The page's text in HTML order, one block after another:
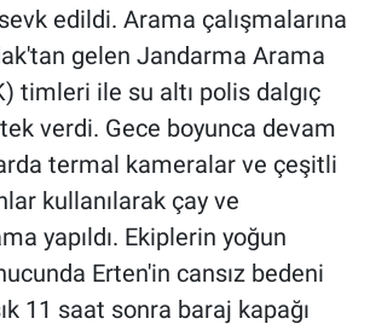
edildi. Arama çalışmalarına
gelen Jandarma Arama
timleri ile su altı polis dalgıç
verdi. Gece boyunca devam
termal kameralar ve çeşitli
kullanılarak çay ve
yapıldı. Ekiplerin yoğun
Erten'in cansız bedeni
11 saat sonra baraj kapağı